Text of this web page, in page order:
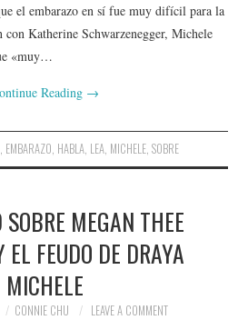
el embarazo en sí fue muy difícil para la
Katherine Schwarzenegger, Michele
«muy…
Reading →
, EMBARAZO, HABLA, LEA, MICHELE, SOBRE
MEGAN THEE
FEUDO DE DRAYA
MICHELE
CONNIE CHU LEAVE A COMMENT